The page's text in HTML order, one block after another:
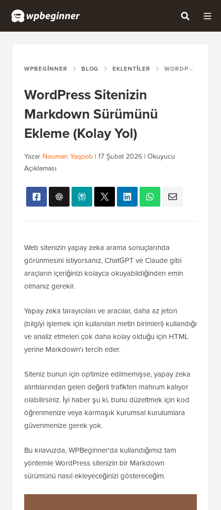
WPBEGINNER BLOG EKLENTILER WORDPRESS SITENIZIN MARKDOWN SÜRÜMÜNÜ EKLEME (KOLAY YOL)
WordPress Sitenizin
Markdown Sürümünü
Ekleme (Kolay Yol)
Yazar Nouman Yaqoob | 17 Şubat 2026 | Okuyucu
Açıklaması
Web sitenizin yapay zeka arama sonuçlarında
görünmesini istiyorsanız, ChatGPT ve Claude gibi
araçların içeriğinizi kolayca okuyabildiğinden emin
olmanız gerekir.
Yapay zeka tarayıcıları ve aracılar, daha az jeton
(bilgiyi işlemek için kullanılan metin birimleri) kullandığı
ve analiz etmeleri çok daha kolay olduğu için HTML
yerine Markdown'ı tercih eder.
Siteniz bunun için optimize edilmemişse, yapay zeka
alıntılarından gelen değerli trafikten mahrum kalıyor
olabilirsiniz. İyi haber şu ki, bunu düzeltmek için kod
öğrenmenize veya karmaşık kurumsal kurulumlara
güvenmenize gerek yok.
Bu kılavuzda, WPBeginner'da kullandığımız tam
yöntemle WordPress sitenizin bir Markdown
sürümünü nasıl ekleyeceğinizi göstereceğim.